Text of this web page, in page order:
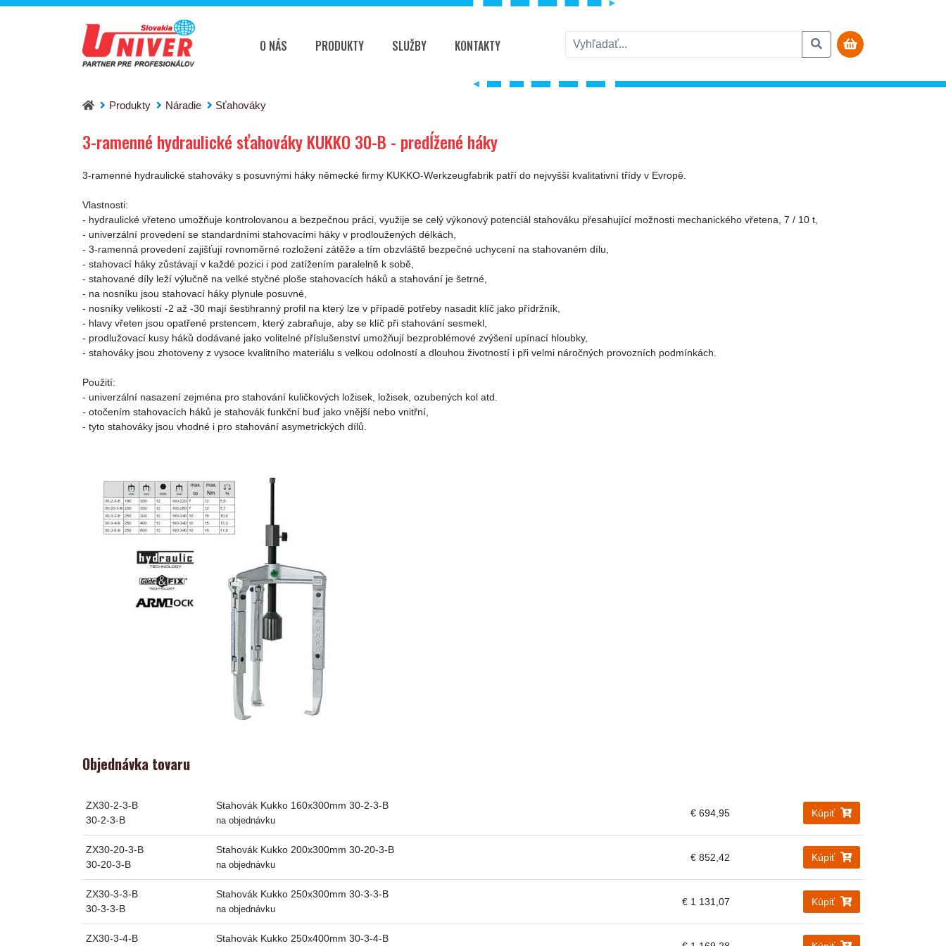
O NÁS PRODUKTY SLUŽBY KONTAKTY
Produkty Náradie Sťahováky
3-ramenné hydraulické sťahováky KUKKO 30-B - predĺžené háky
3-ramenné hydraulické sťahováky KUKKO 30-B - predĺžené háky
3-ramenné hydraulické stahováky s posuvnými háky německé firmy KUKKO-Werkzeugfabrik patří do nejvyšší kvalitativní třídy v Evropě.
Vlastnosti:
- hydraulické vřeteno umožňuje kontrolovanou a bezpečnou práci, využije se celý výkonový potenciál stahováku přesahující možnosti mechanického vřetena, 7 / 10 t,
- univerzální provedení se standardními stahovacími háky v prodloužených délkách,
- 3-ramenná provedení zajišťují rovnoměrné rozložení zátěže a tím obzvláště bezpečné uchycení na stahovaném dílu,
- stahovací háky zůstávají v každé pozici i pod zatížením paralelně k sobě,
- stahované díly leží výlučně na velké styčné ploše stahovacích háků a stahování je šetrné,
- na nosníku jsou stahovací háky plynule posuvné,
- nosníky velikostí -2 až -30 mají šestihranný profil na který lze v případě potřeby nasadit klíč jako přídržník,
- hlavy vřeten jsou opatřené prstencem, který zabraňuje, aby se klíč při stahování sesmekl,
- prodlužovací kusy háků dodávané jako volitelné příslušenství umožňují bezproblémové zvýšení upínací hloubky,
- stahováky jsou zhotoveny z vysoce kvalitního materiálu s velkou odolností a dlouhou životností i při velmi náročných provozních podmínkách.
Použití:
- univerzální nasazení zejména pro stahování kuličkových ložisek, ložisek, ozubených kol atd.
- otočením stahovacích háků je stahovák funkční buď jako vnější nebo vnitřní,
- tyto stahováky jsou vhodné i pro stahování asymetrických dílů.
Objednávka tovaru
ZX30-2-3-B
30-2-3-B
Stahovák Kukko 160x300mm 30-2-3-B
na objednávku
€ 694,95 Kúpiť
ZX30-20-3-B
30-20-3-B
Stahovák Kukko 200x300mm 30-20-3-B
na objednávku
€ 852,42 Kúpiť
ZX30-3-3-B
30-3-3-B
Stahovák Kukko 250x300mm 30-3-3-B
na objednávku
€ 1 131,07 Kúpiť
ZX30-3-4-B Stahovák Kukko 250x400mm 30-3-4-B